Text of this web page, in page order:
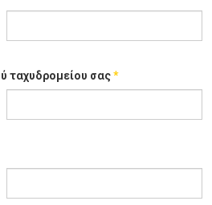
ταχυδρομείου σας*